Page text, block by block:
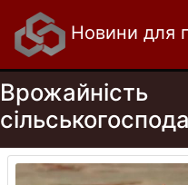
Новини для
Врожайність